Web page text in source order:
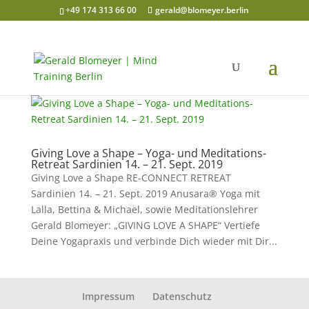
+49 174 313 66 00 gerald@blomeyer.berlin
Giving Love a Shape – Yoga- und Meditations-
Retreat Sardinien 14. – 21. Sept. 2019
Giving Love a Shape RE-CONNECT RETREAT
Sardinien 14. – 21. Sept. 2019 Anusara® Yoga mit
Lalla, Bettina & Michael, sowie Meditationslehrer
Gerald Blomeyer: „GIVING LOVE A SHAPE“ Vertiefe
Deine Yogapraxis und verbinde Dich wieder mit Dir...
Impressum Datenschutz